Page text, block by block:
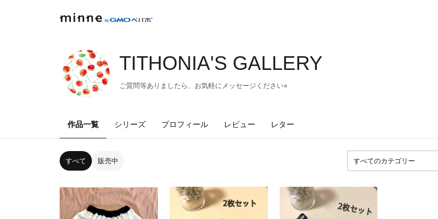
TITHONIA'S GALLERY
ご質問等ありましたら、お気軽にメッセージください⭐︎
作品一覧 シリーズ プロフィール レビュー レター
すべて 販売中